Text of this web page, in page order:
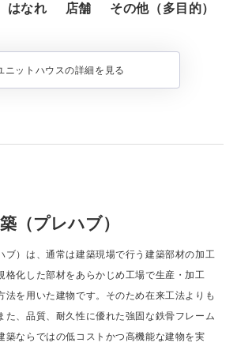
はなれ 店舗 その他（多目的）
ニットハウスの詳細を見る
（プレハブ）
ブ）は、通常は建築現場で行う建築部材の加工
格化した部材をあらかじめ工場で生産・加工
法を用いた建物です。そのため在来工法よりも
た、品質、耐久性に優れた強固な鉄骨フレーム
築ならではの低コストかつ高機能な建物を実